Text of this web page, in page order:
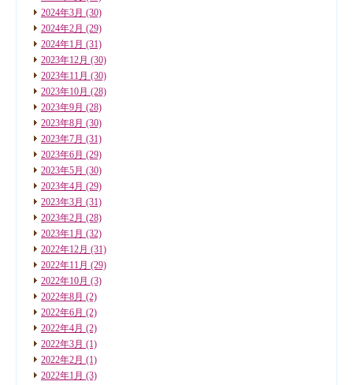
2024年3月 (30)
2024年2月 (29)
2024年1月 (31)
2023年12月 (30)
2023年11月 (30)
2023年10月 (28)
2023年9月 (28)
2023年8月 (30)
2023年7月 (31)
2023年6月 (29)
2023年5月 (30)
2023年4月 (29)
2023年3月 (31)
2023年2月 (28)
2023年1月 (32)
2022年12月 (31)
2022年11月 (29)
2022年10月 (3)
2022年8月 (2)
2022年6月 (2)
2022年4月 (2)
2022年3月 (1)
2022年2月 (1)
2022年1月 (3)